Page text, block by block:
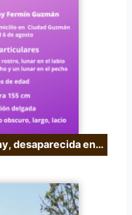
desaparecida en…